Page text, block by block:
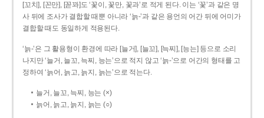
[꼬치], [꼰만], [꼳꽈]도 ‘꽃이, 꽃만, 꽃과’로 적게 된다. 이는 ‘꽃’과 같은 명
사 뒤에 조사가 결합할 때뿐 아니라 ‘늙-’과 같은 용언의 어간 뒤에 어미가
결합할 때도 동일하게 적용된다.
‘늙-’은 그 활용형이 환경에 따라 [늘거], [늘꼬], [늑찌], [능는] 등으로 소리
나지만 ‘늘거, 늘꼬, 늑찌, 능는’으로 적지 않고 ‘늙-’으로 어간의 형태를 고
정하여 ‘늙어, 늙고, 늙지, 늙는’으로 적는다.
늘거, 늘꼬, 늑찌, 능는 (×)
늙어, 늙고, 늙지, 늙는 (○)